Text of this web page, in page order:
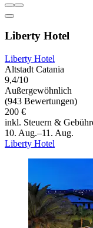
Liberty Hotel
Liberty Hotel
Altstadt Catania
9,4/10
Außergewöhnlich
(943 Bewertungen)
200 €
inkl. Steuern &
10. Aug.–11. Aug.
Liberty Hotel